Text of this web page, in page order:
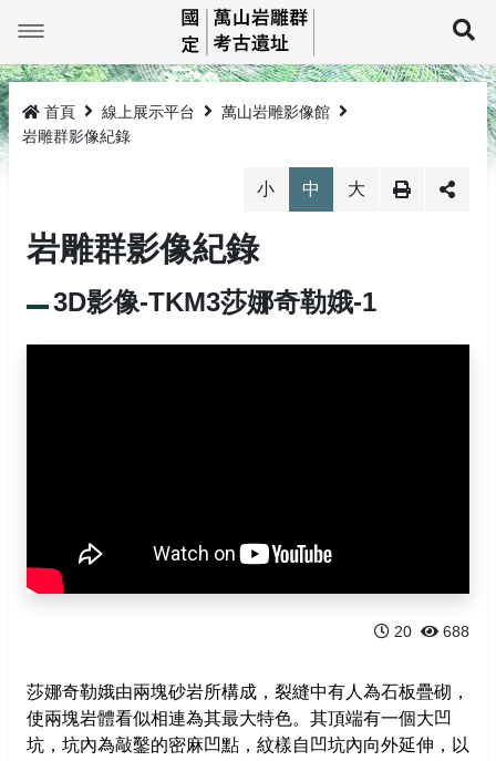
要
內
容
最新消息
最新消息
萬山巡禮
TKM1孤巴察峨
TKM2祖布里里
TKM3莎娜奇勒娥
黃喉貂
山豬
萬山岩雕影像館
環景影像
3D影像
萬山岩雕圖像館
岩雕刻紋展示
教育推廣
活動公告
活動成果
研究與成果
線上電子書
法規與申請
首頁 線上展示平台
萬山岩雕影像館
岩雕群影像紀錄
小 中 大
岩雕群影像紀錄
3D影像-TKM3莎娜奇勒娥-1
20 688
莎娜奇勒娥由兩塊砂岩所構成，裂縫中有人為石板疊砌，
使兩塊岩體看似相連為其最大特色。其頂端有一個大凹
坑，坑內為敲鑿的密麻凹點，紋樣自凹坑內向外延伸，以